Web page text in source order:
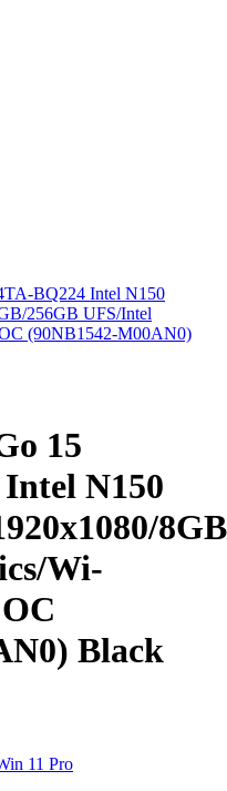
BQ224 Intel N150
256GB UFS/Intel
ОС (90NB1542-M00AN0)
15
N150
Wi-
ОС
Black
11 Pro